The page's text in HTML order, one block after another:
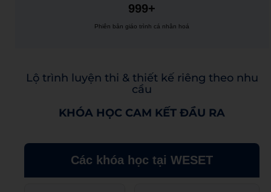
999+
Phiên bản giáo trình cá nhân hoá
Lộ trình luyện thi & thiết kế riêng theo nhu
cầu
KHÓA HỌC CAM KẾT ĐẦU RA
Các khóa học tại WESET